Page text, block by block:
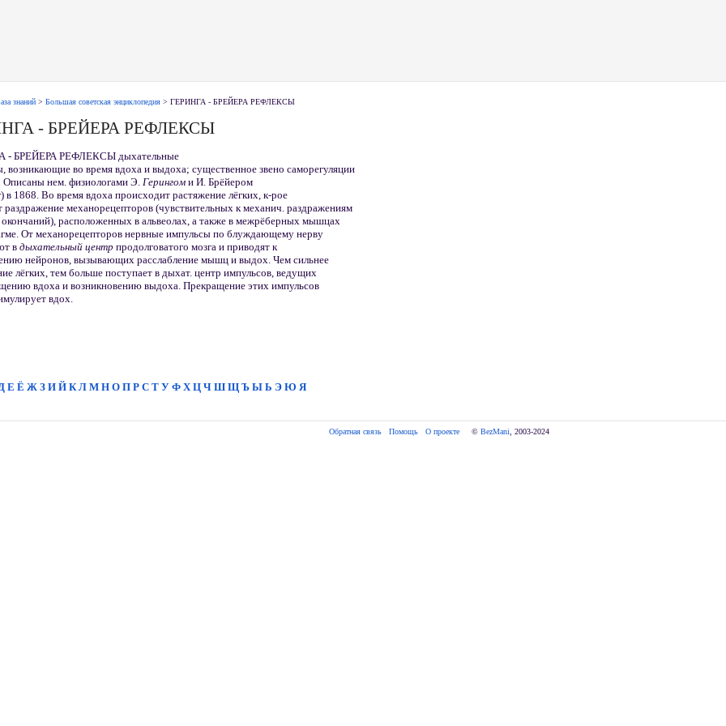
знаний > Большая советская энциклопедия > ГЕРИНГА - БРЕЙЕРА РЕФЛЕКСЫ
- БРЕЙЕРА РЕФЛЕКСЫ
- БРЕЙЕРА РЕФЛЕКСЫ дыхательные
возникающие во время вдоха и выдоха; существенное звено саморегуляции
Описаны нем. физиологами Э. Герингом и И. Брёйером
в 1868. Во время вдоха происходит растяжение лёгких, к-рое
раздражение механорецепторов (чувствительных к механич. раздражениям
расположенных в альвеолах, а также в межрёберных мышцах
От механорецепторов нервные импульсы по блуждающему нерву
в дыхательный центр продолговатого мозга и приводят к
нейронов, вызывающих расслабление мышц и выдох. Чем сильнее
лёгких, тем больше поступает в дыхат. центр импульсов, ведущих
вдоха и возникновению выдоха. Прекращение этих импульсов
вдох.
Е Ё Ж З И Й К Л М Н О П Р С Т У Ф Х Ц Ч Ш Щ Ъ Ы Ь Э Ю Я
Обратная связь Помощь О проекте
     ©
BezMani , 2003-2024